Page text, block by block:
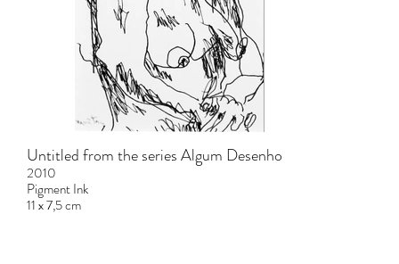
Untitled from the series Algum Desenho
2010
Pigment Ink
11 x 7,5 cm